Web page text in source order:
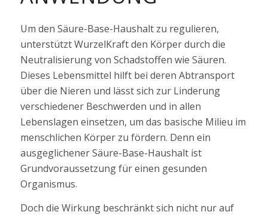
Um den Säure-Base-Haushalt zu regulieren,
unterstützt WurzelKraft den Körper durch die
Neutralisierung von Schadstoffen wie Säuren.
Dieses Lebensmittel hilft bei deren Abtransport
über die Nieren und lässt sich zur Linderung
verschiedener Beschwerden und in allen
Lebenslagen einsetzen, um das basische Milieu im
menschlichen Körper zu fördern. Denn ein
ausgeglichener Säure-Base-Haushalt ist
Grundvoraussetzung für einen gesunden
Organismus.
Doch die Wirkung beschränkt sich nicht nur auf